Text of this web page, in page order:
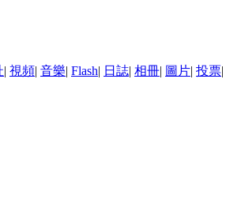
| 視頻| 音樂| Flash| 日誌| 相冊| 圖片| 投票|